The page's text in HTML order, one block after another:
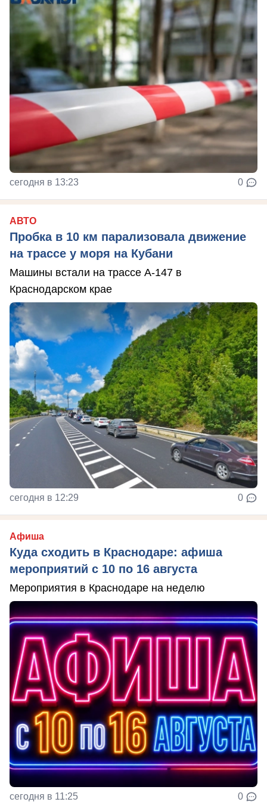
сегодня в 13:23 0
АВТО
Пробка в 10 км парализовала движение
на трассе у моря на Кубани
Машины встали на трассе А-147 в
Краснодарском крае
сегодня в 12:29 0
Афиша
Куда сходить в Краснодаре: афиша
мероприятий с 10 по 16 августа
Мероприятия в Краснодаре на неделю
сегодня в 11:25 0